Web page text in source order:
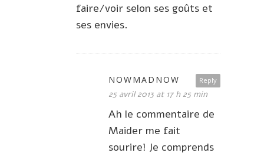
faire/voir selon ses goûts et
ses envies.
Reply
NOWMADNOW
25 avril 2013 at 17 h 25 min
Ah le commentaire de
Maider me fait
sourire! Je comprends